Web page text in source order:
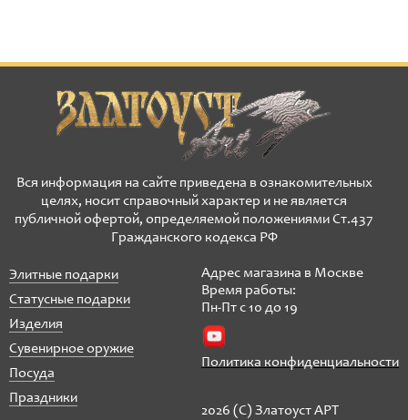
Вся информация на сайте приведена в ознакомительных
целях, носит справочный характер и не является
публичной офертой, определяемой положениями Ст.437
Гражданского кодекса РФ
Элитные подарки
Статусные подарки
Изделия
Сувенирное оружие
Посуда
Праздники
Адрес магазина в Москве
Время работы:
Пн-Пт с 10 до 19
Политика конфиденциальности
2026 (C) Златоуст АРТ